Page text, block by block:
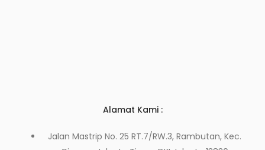
Alamat Kami :
Jalan Mastrip No. 25 RT.7/RW.3, Rambutan, Kec.